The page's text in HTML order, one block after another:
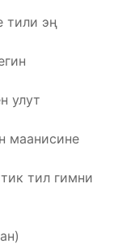
тили эң
улут
маанисине
тил гимни